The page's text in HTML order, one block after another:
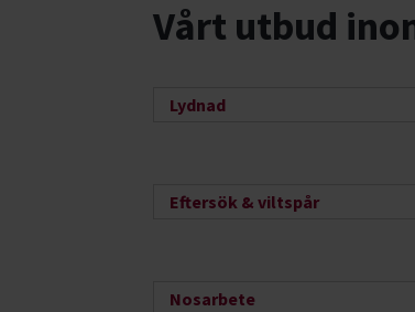
Vårt utbud
Lydnad
Eftersök & viltspår
Nosarbete